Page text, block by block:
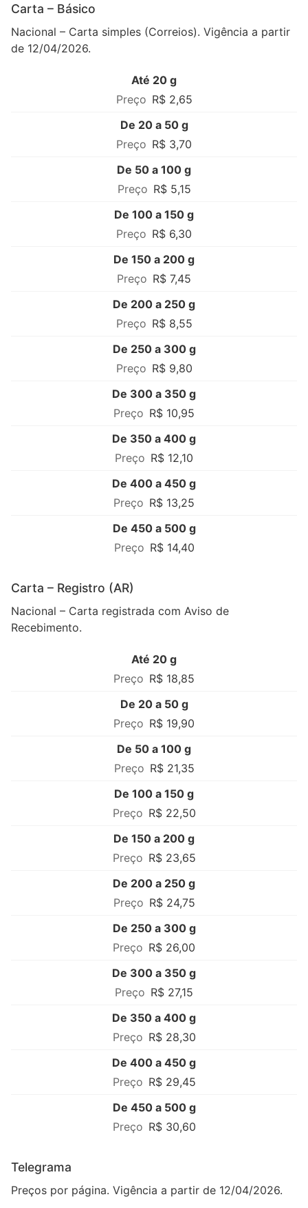
Carta – Básico
Nacional – Carta simples (Correios). Vigência a partir
de 12/04/2026.
Até 20 g
R$ 2,65
De 20 a 50 g
R$ 3,70
De 50 a 100 g
R$ 5,15
De 100 a 150 g
R$ 6,30
De 150 a 200 g
R$ 7,45
De 200 a 250 g
R$ 8,55
De 250 a 300 g
R$ 9,80
De 300 a 350 g
R$ 10,95
De 350 a 400 g
R$ 12,10
De 400 a 450 g
R$ 13,25
De 450 a 500 g
R$ 14,40
Carta – Registro (AR)
Nacional – Carta registrada com Aviso de
Recebimento.
Até 20 g
R$ 18,85
De 20 a 50 g
R$ 19,90
De 50 a 100 g
R$ 21,35
De 100 a 150 g
R$ 22,50
De 150 a 200 g
R$ 23,65
De 200 a 250 g
R$ 24,75
De 250 a 300 g
R$ 26,00
De 300 a 350 g
R$ 27,15
De 350 a 400 g
R$ 28,30
De 400 a 450 g
R$ 29,45
De 450 a 500 g
R$ 30,60
Telegrama
Preços por página. Vigência a partir de 12/04/2026.